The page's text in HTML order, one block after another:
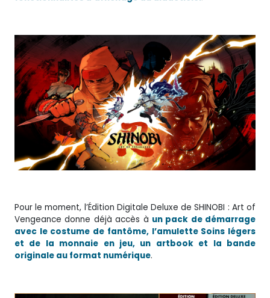
Pour le moment, l’Édition Digitale Deluxe de SHINOBI : Art of
Vengeance donne déjà accès à un pack de démarrage
avec le costume de fantôme, l’amulette Soins légers
et de la monnaie en jeu, un artbook et la bande
originale au format numérique.